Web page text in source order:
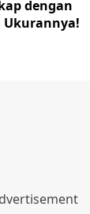
dengan
Ukurannya!